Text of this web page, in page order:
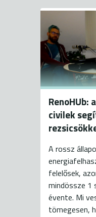
RenoHUb:
civilek
A rossz
felelősek,
mindössze 1
évente. Mi
tömegesen,